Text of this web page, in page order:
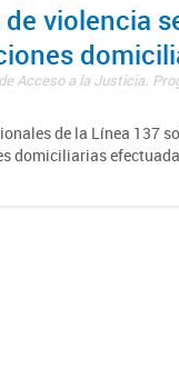
violencia
Acceso a la Justicia.
de la Línea 137
domiciliarias